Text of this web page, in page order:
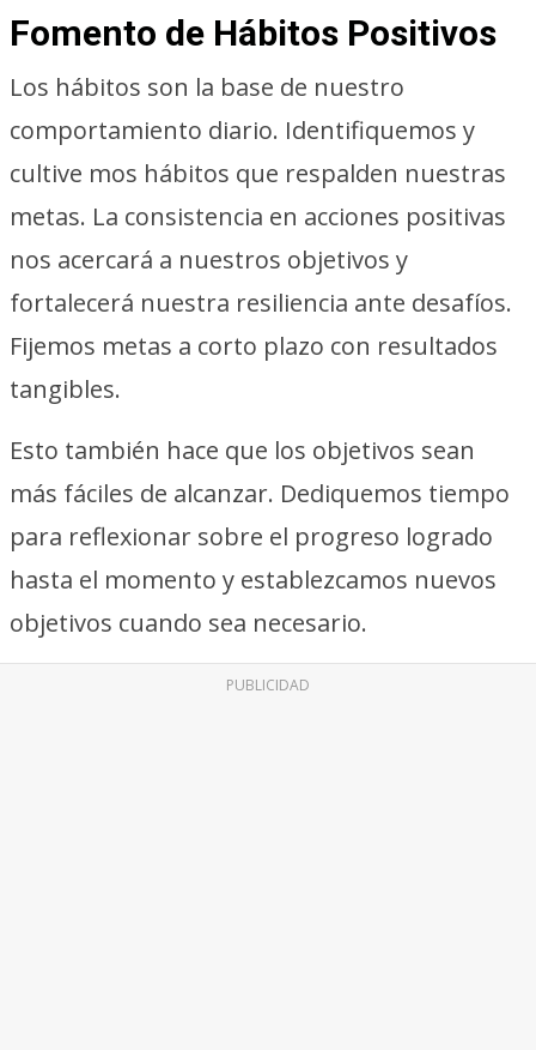
Fomento de Hábitos Positivos
Los hábitos son la base de nuestro
comportamiento diario. Identifiquemos y
cultive mos hábitos que respalden nuestras
metas. La consistencia en acciones positivas
nos acercará a nuestros objetivos y
fortalecerá nuestra resiliencia ante desafíos.
Fijemos metas a corto plazo con resultados
tangibles.
Esto también hace que los objetivos sean
más fáciles de alcanzar. Dediquemos tiempo
para reflexionar sobre el progreso logrado
hasta el momento y establezcamos nuevos
objetivos cuando sea necesario.
PUBLICIDAD